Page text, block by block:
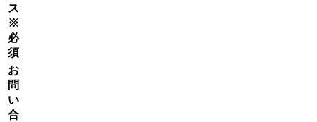
ス
※
必
須
お
問
い
合